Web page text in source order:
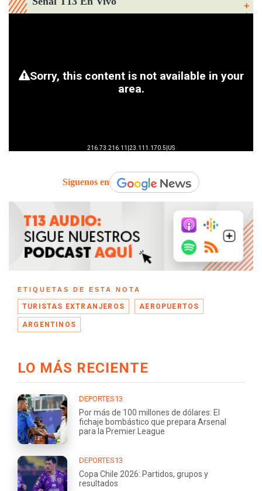
Síguenos en
ETIQUETAS DE ESTA NOTA
TURISTAS EXTRANJEROS AEROPUERTOS
ARGENTINOS
LO MÁS RECIENTE
DEPORTES13
Por más de 100 millones de dólares: El
fichaje bombástico que prepara Arsenal
para la Premier League
DEPORTES13
Copa Chile 2026: Partidos, grupos y
resultados